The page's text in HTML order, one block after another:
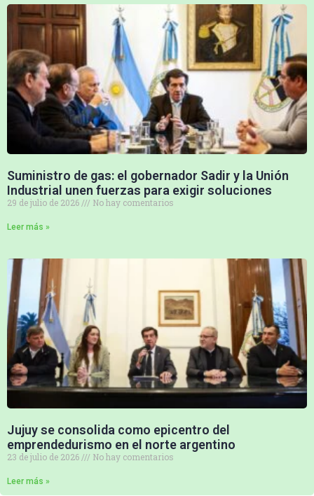
Suministro de gas: el gobernador Sadir y la Unión
Industrial unen fuerzas para exigir soluciones
29 de julio de 2026 No hay comentarios
Leer más »
Jujuy se consolida como epicentro del
emprendedurismo en el norte argentino
23 de julio de 2026 No hay comentarios
Leer más »